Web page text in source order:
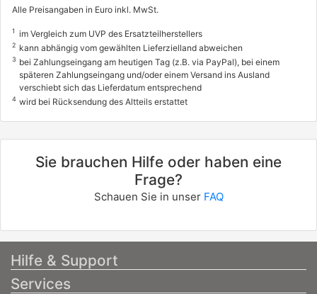
Alle Preisangaben in Euro inkl. MwSt.
1 im Vergleich zum UVP des Ersatzteilherstellers
2 kann abhängig vom gewählten Lieferzielland abweichen
3 bei Zahlungseingang am heutigen Tag (z.B. via PayPal), bei einem
späteren Zahlungseingang und/oder einem Versand ins Ausland
verschiebt sich das Lieferdatum entsprechend
4 wird bei Rücksendung des Altteils erstattet
Sie brauchen Hilfe oder haben eine
Frage?
Schauen Sie in unser FAQ
Hilfe & Support
Services